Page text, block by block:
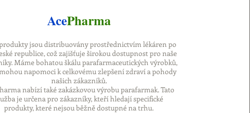
AcePharma
jsou distribuovány prostřednictvím lékáren po
republice, což zajišťuje širokou dostupnost pro naše
Máme bohatou škálu parafarmaceutických výrobků,
napomoci k celkovému zlepšení zdraví a pohody
našich zákazníků.
nabízí také zakázkovou výrobu parafarmak. Tato
je určena pro zákazníky, kteří hledají specifické
produkty, které nejsou běžně dostupné na trhu.